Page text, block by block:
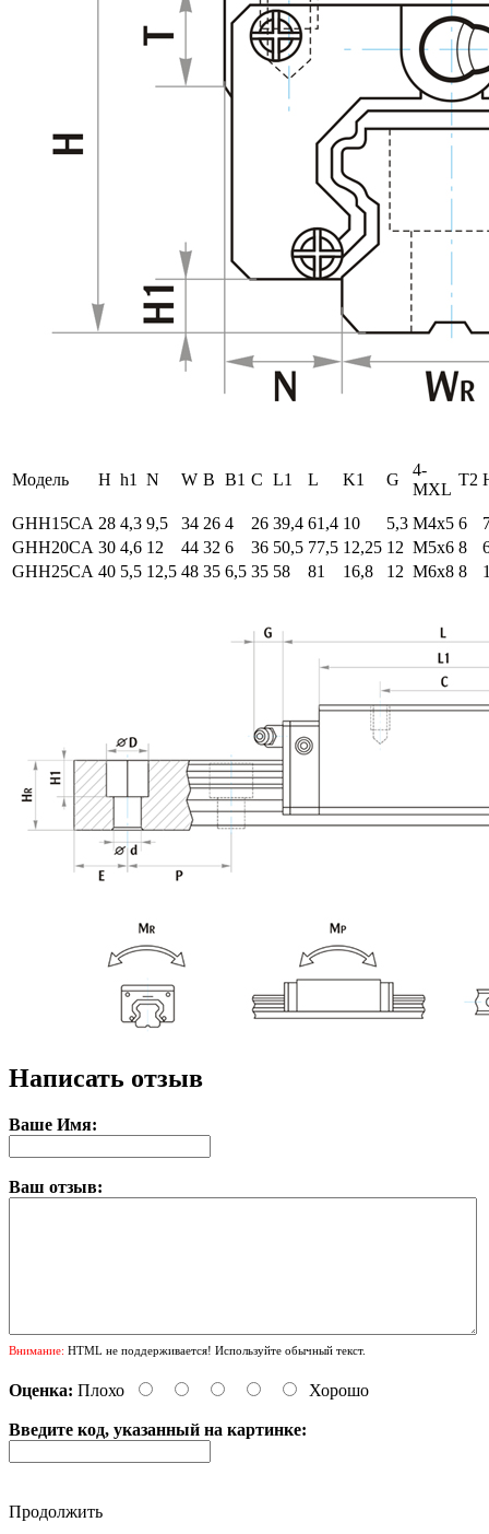
Модель H h1 N W B B1 C L1 L K1 G
4-
MXL
T2
GHH15CA 28 4,3 9,5 34 26 4 26 39,4 61,4 10 5,3 М4х5 6
GHH20CA 30 4,6 12 44 32 6 36 50,5 77,5 12,25 12 М5х6 8
GHH25CA 40 5,5 12,5 48 35 6,5 35 58 81 16,8 12 М6х8 8
Написать отзыв
Ваше Имя:
Ваш отзыв:
Внимание: HTML не поддерживается! Используйте обычный текст.
Оценка: Плохо Хорошо
Введите код, указанный на картинке:
Продолжить